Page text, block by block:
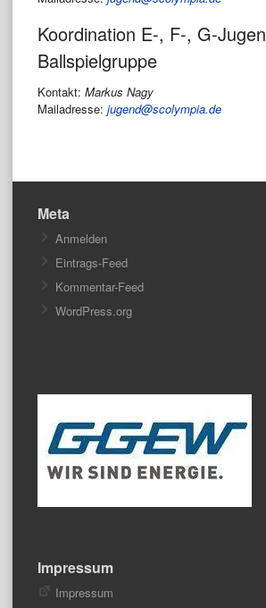
Koordination E-, F-, G-
Ballspielgruppe
Kontakt: Markus Nagy
Mailadresse: jugend@scolympia.de
Meta
Anmelden
Eintrags-Feed
Kommentar-Feed
WordPress.org
Impressum
Impressum